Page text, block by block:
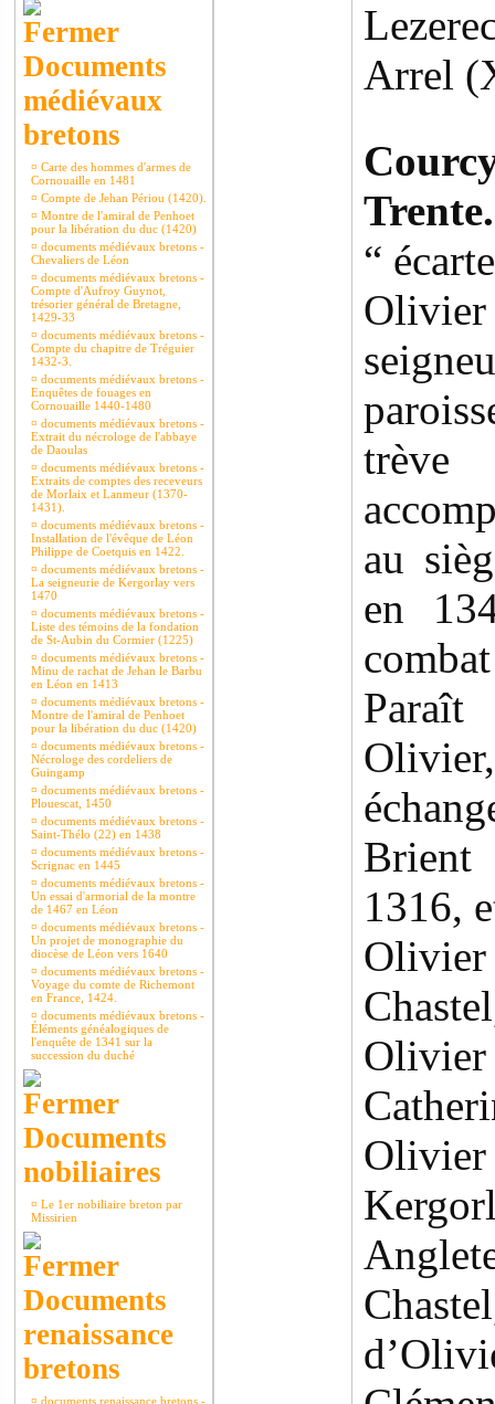
Documents
médiévaux
bretons
¤ Carte des hommes d'armes de
Cornouaille en 1481
¤ Compte de Jehan Périou (1420).
¤ Montre de l'amiral de Penhoet
pour la libération du duc (1420)
¤ documents médiévaux bretons -
Chevaliers de Léon
¤ documents médiévaux bretons -
Compte d'Aufroy Guynot,
trésorier général de Bretagne,
1429-33
¤ documents médiévaux bretons -
Compte du chapitre de Tréguier
1432-3.
¤ documents médiévaux bretons -
Enquêtes de fouages en
Cornouaille 1440-1480
¤ documents médiévaux bretons -
Extrait du nécrologe de l'abbaye
de Daoulas
¤ documents médiévaux bretons -
Extraits de comptes des receveurs
de Morlaix et Lanmeur (1370-
1431).
¤ documents médiévaux bretons -
Installation de l'évêque de Léon
Philippe de Coetquis en 1422.
¤ documents médiévaux bretons -
La seigneurie de Kergorlay vers
1470
¤ documents médiévaux bretons -
Liste des témoins de la fondation
de St-Aubin du Cormier (1225)
¤ documents médiévaux bretons -
Minu de rachat de Jehan le Barbu
en Léon en 1413
¤ documents médiévaux bretons -
Montre de l'amiral de Penhoet
pour la libération du duc (1420)
¤ documents médiévaux bretons -
Nécrologe des cordeliers de
Guingamp
¤ documents médiévaux bretons -
Plouescat, 1450
¤ documents médiévaux bretons -
Saint-Thélo (22) en 1438
¤ documents médiévaux bretons -
Scrignac en 1445
¤ documents médiévaux bretons -
Un essai d'armorial de la montre
de 1467 en Léon
¤ documents médiévaux bretons -
Un projet de monographie du
diocèse de Léon vers 1640
¤ documents médiévaux bretons -
Voyage du comte de Richemont
en France, 1424.
¤ documents médiévaux bretons -
Éléments généalogiques de
l'enquête de 1341 sur la
succession du duché
Documents
nobiliaires
¤ Le 1er nobiliaire breton par
Missirien
Documents
renaissance
bretons
¤ documents renaissance bretons -
Arrel
Trente.
“
au
en
Paraît
Brient
1316,
Olivier